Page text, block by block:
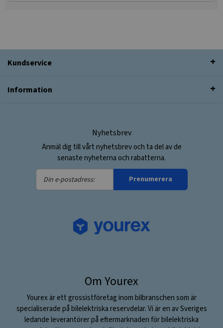
Kundservice
Information
Nyhetsbrev
Anmäl dig till vårt nyhetsbrev och ta del av de
senaste nyheterna och rabatterna.
Din
e-
Prenumerera
Om Yourex
Yourex är ett grossistföretag inom bilbranschen som är
specialiserade på bilelektriska reservdelar. Vi är en av Sveriges
ledande leverantörer på eftermarknaden för bilelektriska